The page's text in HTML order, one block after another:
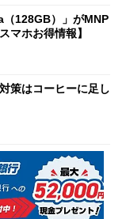
128GB）」がMNP
マホお得情報】
策はコーヒーに足し